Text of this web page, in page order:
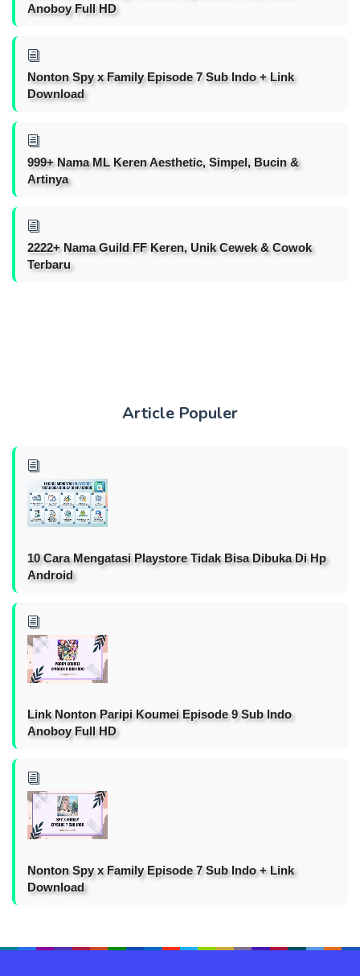
Anoboy Full HD
Nonton Spy x Family Episode 7 Sub Indo + Link
Download
999+ Nama ML Keren Aesthetic, Simpel, Bucin &
Artinya
2222+ Nama Guild FF Keren, Unik Cewek & Cowok
Terbaru
Article Populer
10 Cara Mengatasi Playstore Tidak Bisa Dibuka Di Hp
Android
Link Nonton Paripi Koumei Episode 9 Sub Indo
Anoboy Full HD
Nonton Spy x Family Episode 7 Sub Indo + Link
Download